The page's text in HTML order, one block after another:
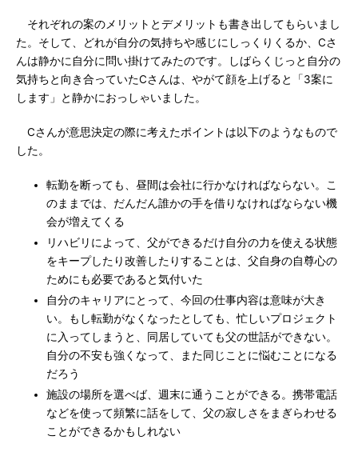
それぞれの案のメリットとデメリットも書き出してもらいまし
た。そして、どれが自分の気持ちや感じにしっくりくるか、Cさ
んは静かに自分に問い掛けてみたのです。しばらくじっと自分の
気持ちと向き合っていたCさんは、やがて顔を上げると「3案に
します」と静かにおっしゃいました。
Cさんが意思決定の際に考えたポイントは以下のようなもので
した。
転勤を断っても、昼間は会社に行かなければならない。こ
のままでは、だんだん誰かの手を借りなければならない機
会が増えてくる
リハビリによって、父ができるだけ自分の力を使える状態
をキープしたり改善したりすることは、父自身の自尊心の
ためにも必要であると気付いた
自分のキャリアにとって、今回の仕事内容は意味が大き
い。もし転勤がなくなったとしても、忙しいプロジェクト
に入ってしまうと、同居していても父の世話ができない。
自分の不安も強くなって、また同じことに悩むことになる
だろう
施設の場所を選べば、週末に通うことができる。携帯電話
などを使って頻繁に話をして、父の寂しさをまぎらわせる
ことができるかもしれない